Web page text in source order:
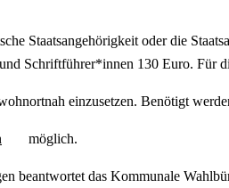
Staatsangehörigkeit oder die
Schriftführer*innen 130 Euro. Für
einzusetzen. Benötigt
möglich.
beantwortet das Kommunale